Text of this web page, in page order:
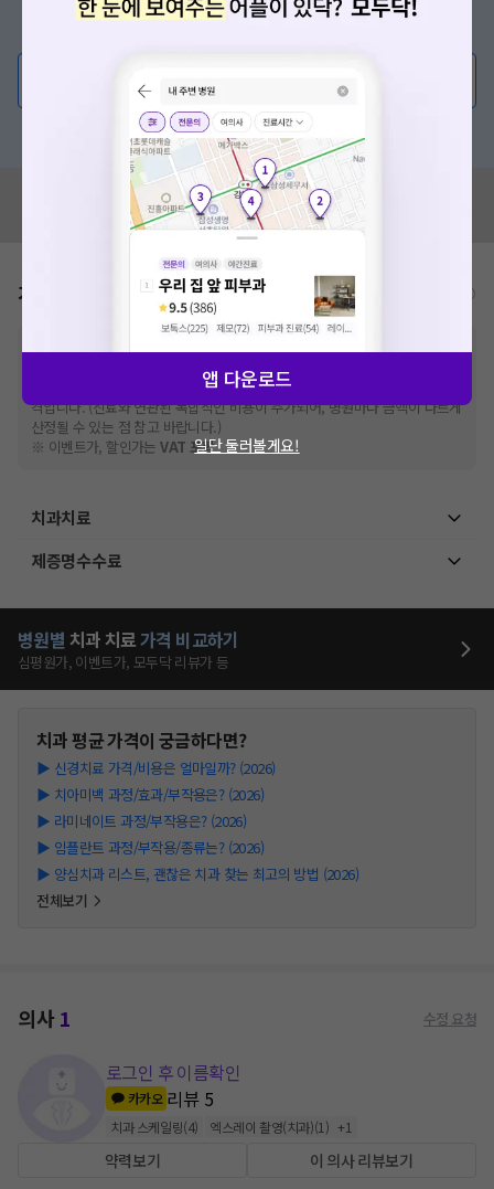
증상/치료, 궁금한 점이 있나요?
💬 무엇이든 물어보세요
혹은, 의료상담 서비스에 다양한 게시글 보러가기
혹시 잘못된 병원정보가 있나요?
모두닥 팀에 알려주세요!
가격표 비급여/급여 진료란?
※비급여 항목의 경우,추가비용 등으로 실제 가격과 상이할 수 있으니, 정확
한 가격은 해당 의료기관에 직접 문의해주세요.
건강보험심사평가원에 고지되어 있는 급여 진료 기준 가
격입니다. (진료와 연관된 복합적인 비용이 추가되어, 병원마다 금액이 다르게
산정될 수 있는 점 참고 바랍니다.)
※ 이벤트가, 할인가는VAT 포함
치과치료
제증명수수료
병원별 치과 치료가격 비교하기
심평원가, 이벤트가, 모두닥 리뷰가 등
치과평균 가격이 궁금하다면?
▶ 신경치료 가격/비용은 얼마일까? (2026)
▶ 치아미백 과정/효과/부작용은? (2026)
▶ 라미네이트 과정/부작용은? (2026)
▶ 임플란트 과정/부작용/종류는? (2026)
▶ 양심치과 리스트, 괜찮은 치과 찾는 최고의 방법 (2026)
전체보기
의사1 수정 요청
로그인 후 이름확인
카카오 리뷰 5
치과 스케일링(4) 엑스레이 촬영(치과)(1 ) +1
약력보기 이 의사 리뷰보기
앱 다운로드
일단 둘러볼게요!